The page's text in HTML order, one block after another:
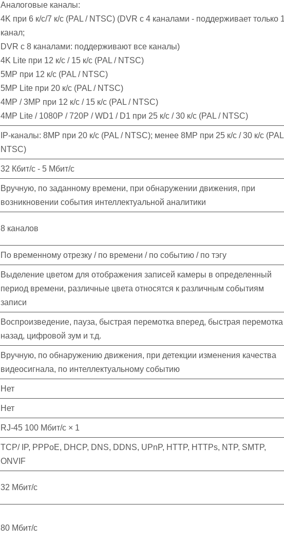
Аналоговые каналы:
4K при 6 к/с/7 к/с (PAL / NTSC) (DVR с 4 каналами - поддерживает только
канал;
DVR с 8 каналами: поддерживают все каналы)
4K Lite при 12 к/с / 15 к/с (PAL / NTSC)
5MP при 12 к/с (PAL / NTSC)
5MP Lite при 20 к/с (PAL / NTSC)
4MP / 3MP при 12 к/с / 15 к/с (PAL / NTSC)
4MP Lite / 1080P / 720P / WD1 / D1 при 25 к/с / 30 к/с (PAL / NTSC)
IP-каналы: 8MP при 20 к/с (PAL / NTSC); менее 8MP при 25 к/с / 30 к/с
NTSC)
32 Кбит/с - 5 Мбит/с
Вручную, по заданному времени, при обнаружении движения, при
возникновении события интеллектуальной аналитики
8 каналов
По временному отрезку / по времени / по событию / по тэгу
Выделение цветом для отображения записей камеры в определенный
период времени, различные цвета относятся к различным событиям
записи
Воспроизведение, пауза, быстрая перемотка вперед, быстрая перемотка
назад, цифровой зум и т.д.
Вручную, по обнаружению движения, при детекции изменения качества
видеосигнала, по интеллектуальному событию
Нет
Нет
RJ-45 100 Мбит/с × 1
TCP/ IP, PPPoE, DHCP, DNS, DDNS, UPnP, HTTP, HTTPs, NTP, SMTP,
ONVIF
32 Мбит/с
80 Мбит/с